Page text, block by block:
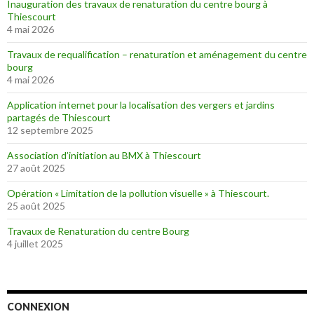
Inauguration des travaux de renaturation du centre bourg à
Thiescourt
4 mai 2026
Travaux de requalification – renaturation et aménagement du centre
bourg
4 mai 2026
Application internet pour la localisation des vergers et jardins
partagés de Thiescourt
12 septembre 2025
Association d’initiation au BMX à Thiescourt
27 août 2025
Opération « Limitation de la pollution visuelle » à Thiescourt.
25 août 2025
Travaux de Renaturation du centre Bourg
4 juillet 2025
CONNEXION